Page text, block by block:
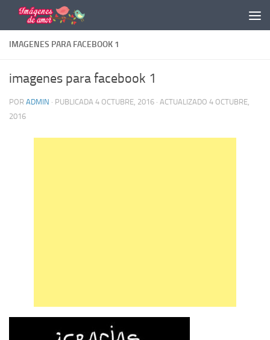
Saltar al contenido
IMAGENES PARA FACEBOOK 1
imagenes para facebook 1
POR ADMIN · PUBLICADA 4 OCTUBRE, 2016 · ACTUALIZADO 4 OCTUBRE,
2016